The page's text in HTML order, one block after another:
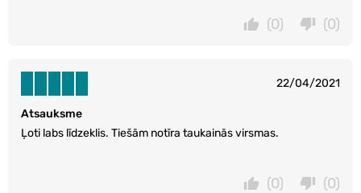
(0)
(0)
22/04/2021
Atsauksme
Ļoti labs līdzeklis. Tiešām notīra taukainās virsmas.
(0)
(0)